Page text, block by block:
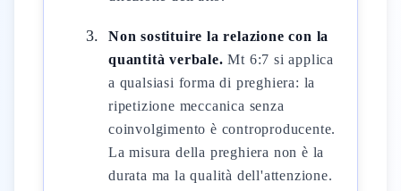
Non sostituire la relazione con la
quantità verbale. Mt 6:7 si applica
a qualsiasi forma di preghiera: la
ripetizione meccanica senza
coinvolgimento è controproducente.
La misura della preghiera non è la
durata ma la qualità dell'attenzione.